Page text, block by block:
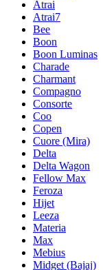
Atrai
Atrai7
Bee
Boon
Boon Luminas
Charade
Charmant
Compagno
Consorte
Coo
Copen
Cuore (Mira)
Delta
Delta Wagon
Fellow Max
Feroza
Hijet
Leeza
Materia
Max
Mebius
Midget (Bajaj)